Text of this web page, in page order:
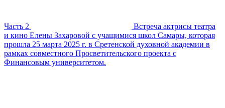
Часть 2
Встреча актрисы театра
и кино Елены Захаровой с учащимися школ Самары, которая
прошла 25 марта 2025 г. в Сретенской духовной академии в
рамках совместного Просветительского проекта с
Финансовым университетом.